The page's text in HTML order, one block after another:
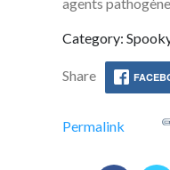
Category:
Share
Permalink